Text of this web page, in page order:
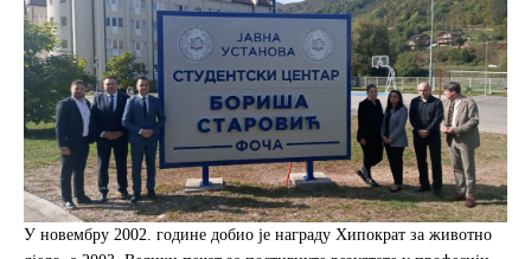
У новембру 2002. године добио је награду Хипократ за животно